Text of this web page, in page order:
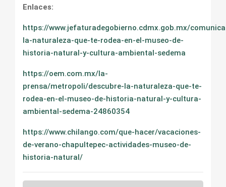
Enlaces:
https://www.jefaturadegobierno.cdmx.gob.mx/
la-naturaleza-que-te-rodea-en-el-museo-de-
historia-natural-y-cultura-ambiental-sedema
https://oem.com.mx/la-
prensa/metropoli/descubre-la-naturaleza-que-te-
rodea-en-el-museo-de-historia-natural-y-cultura-
ambiental-sedema-24860354
https://www.chilango.com/que-hacer/vacaciones-
de-verano-chapultepec-actividades-museo-de-
historia-natural/